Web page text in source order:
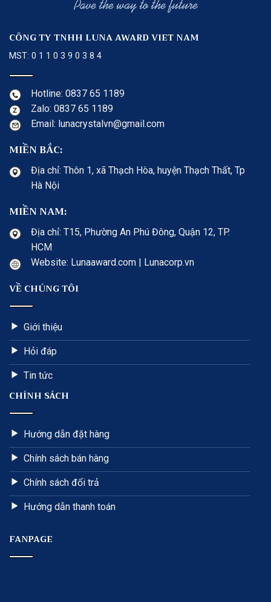
CÔNG TY TNHH LUNA AWARD VIET NAM
MST: 0 1 1 0 3 9 0 3 8 4
Hotline: 0837 65 1189
Zalo: 0837 65 1189
Email: lunacrystalvn@gmail.com
MIỀN BẮC:
Địa chỉ: Thôn 1, xã Thạch Hòa, huyện Thạch Thất, Tp
Hà Nội
MIỀN NAM:
Địa chỉ: T15, Phường An Phú Đông, Quận 12, TP.
HCM
Website: Lunaaward.com | Lunacorp.vn
VỀ CHÚNG TÔI
Giới thiệu
Hỏi đáp
Tin tức
CHÍNH SÁCH
Hướng dẫn đặt hàng
Chính sách bán hàng
Chính sách đổi trả
Hướng dẫn thanh toán
FANPAGE